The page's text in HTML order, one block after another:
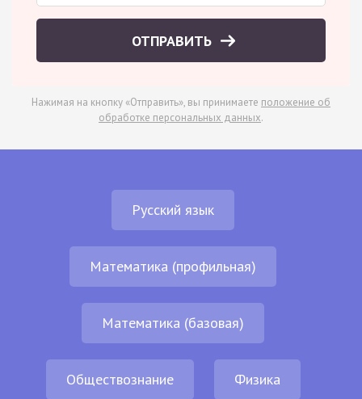
ОТПРАВИТЬ
Нажимая на кнопку «Отправить», вы принимаете положение об
обработке персональных данных.
Русский язык
Математика (профильная)
Математика (базовая)
Обществознание Физика